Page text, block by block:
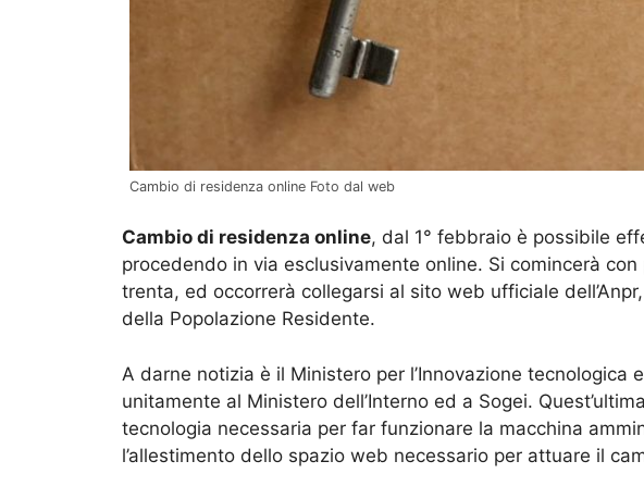
Cambio di residenza online Foto dal web
Cambio di residenza online, dal 1° febbraio è possibile
procedendo in via esclusivamente online. Si comincerà con
trenta, ed occorrerà collegarsi al sito web ufficiale
della Popolazione Residente.
A darne notizia è il Ministero per l’Innovazione tecnologica
unitamente al Ministero dell’Interno ed a Sogei.
tecnologia necessaria per far funzionare la macchina
l’allestimento dello spazio web necessario per attuare il